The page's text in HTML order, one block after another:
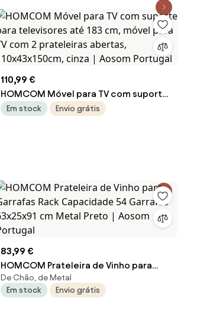
110,99 €
HOMCOM Móvel para TV com suporte
para televisores até 183 cm, móvel
Em stock Envio grátis
83,99 €
HOMCOM Prateleira de Vinho para
Garrafas Rack Capacidade 54
Garrafas 63x25x91 cm Metal Preto |
De Chão, de Metal
Em stock
Envio grátis